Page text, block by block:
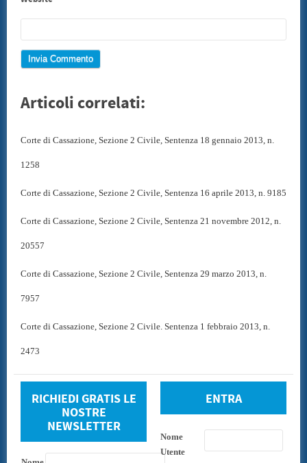
Articoli correlati:
Corte di Cassazione, Sezione 2 Civile, Sentenza 18 gennaio 2013, n.
1258
Corte di Cassazione, Sezione 2 Civile, Sentenza 16 aprile 2013, n. 9185
Corte di Cassazione, Sezione 2 Civile, Sentenza 21 novembre 2012, n.
20557
Corte di Cassazione, Sezione 2 Civile, Sentenza 29 marzo 2013, n.
7957
Corte di Cassazione, Sezione 2 Civile. Sentenza 1 febbraio 2013, n.
2473
RICHIEDI GRATIS LE
NOSTRE
NEWSLETTER
ENTRA
Nome
Utente